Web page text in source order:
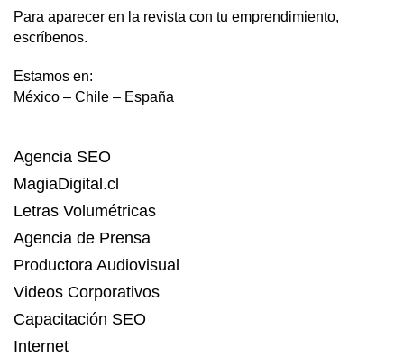
Para aparecer en la revista con tu emprendimiento,
escríbenos.
Estamos en:
México – Chile – España
Agencia SEO
MagiaDigital.cl
Letras Volumétricas
Agencia de Prensa
Productora Audiovisual
Videos Corporativos
Capacitación SEO
Internet